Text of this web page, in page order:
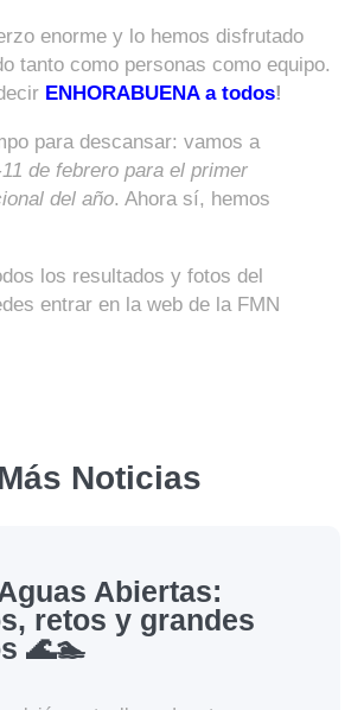
enorme y lo hemos disfrutado
tanto como personas como equipo.
ENHORABUENA a todos!
para descansar: vamos a
de febrero para el primer
del año. Ahora sí, hemos
los resultados y fotos del
entrar en la web de la FMN
Noticias
Abiertas:
retos y grandes
🌊🏊